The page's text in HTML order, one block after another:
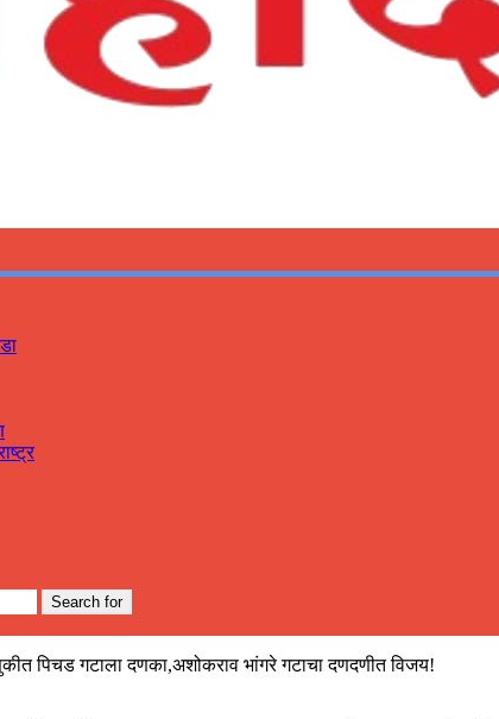
Search for
पिचड गटाला दणका,अशोकराव भांगरे गटाचा दणदणीत विजय!